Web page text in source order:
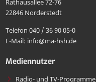
MA
HSH
Rathausallee 72-76
22846 Norderstedt
Telefon 040 / 36 90 05-0
E-Mail: info@ma-hsh.de
Mediennutzer
Radio- und TV-Programme